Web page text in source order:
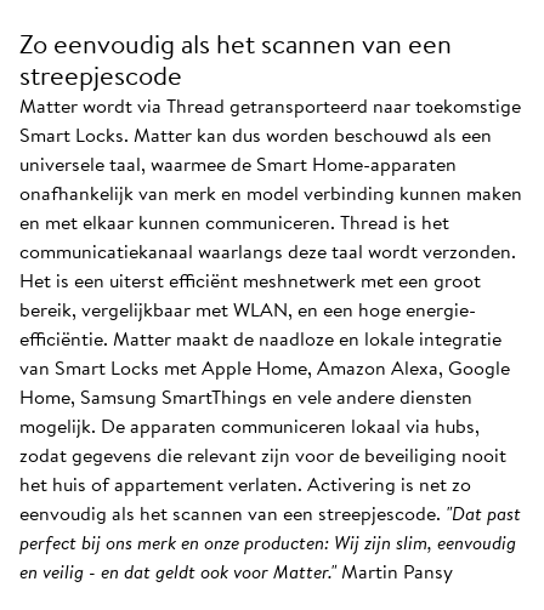
Zo eenvoudig als het scannen van een
streepjescode
Matter wordt via Thread getransporteerd naar toekomstige
Smart Locks. Matter kan dus worden beschouwd als een
universele taal, waarmee de Smart Home-apparaten
onafhankelijk van merk en model verbinding kunnen maken
en met elkaar kunnen communiceren. Thread is het
communicatiekanaal waarlangs deze taal wordt verzonden.
Het is een uiterst efficiënt meshnetwerk met een groot
bereik, vergelijkbaar met WLAN, en een hoge energie-
efficiëntie. Matter maakt de naadloze en lokale integratie
van Smart Locks met Apple Home, Amazon Alexa, Google
Home, Samsung SmartThings en vele andere diensten
mogelijk. De apparaten communiceren lokaal via hubs,
zodat gegevens die relevant zijn voor de beveiliging nooit
het huis of appartement verlaten. Activering is net zo
eenvoudig als het scannen van een streepjescode. "Dat past
perfect bij ons merk en onze producten: Wij zijn slim, eenvoudig
en veilig - en dat geldt ook voor Matter."Martin Pansy